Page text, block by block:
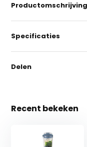
Productomschrijving
Specificaties
Delen
Recent bekeken